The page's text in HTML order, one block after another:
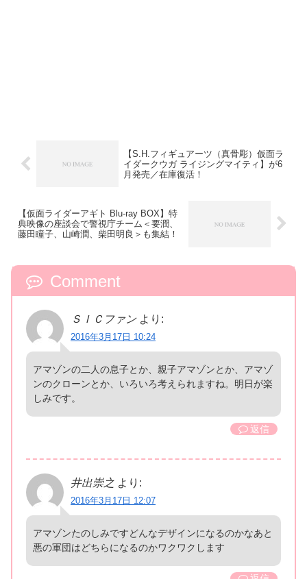
【S.H.フィギュアーツ（真骨彫）仮面ラ
イダークウガ ライジングマイティ】が6
月発売／在庫復活！
【仮面ライダーアギト Blu-ray BOX】特
典映像の座談会で警視庁チーム＜要潤、
藤田瞳子、山崎潤、柴田明良＞も集結！
Comment
ＳＩＣファン より:
2016年3月17日 10:24
アマゾンの二人の息子とか、親子アマゾンとか、アマゾ
ンのクローンとか、いろいろ考えられますね。明日が楽
しみです。
返信
井出崇之 より:
2016年3月17日 12:07
アマゾンたのしみですどんなデザインになるのかなあと
悪の軍団はどちらになるのかワクワクします